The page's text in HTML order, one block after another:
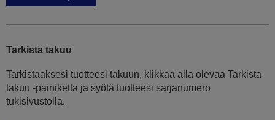
Tarkista takuu
Tarkistaaksesi tuotteesi takuun, klikkaa alla olevaa Tarkista
takuu -painiketta ja syötä tuotteesi sarjanumero
tukisivustolla.